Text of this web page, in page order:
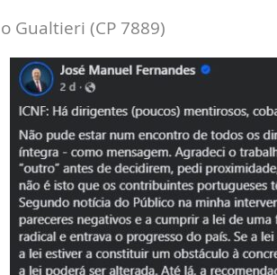
Gualtieri (CP 7889)